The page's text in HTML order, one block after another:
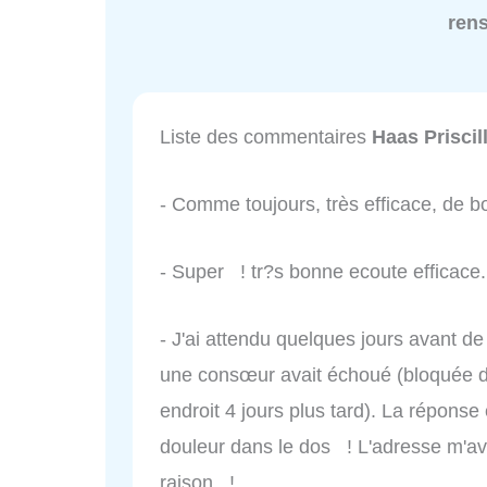
Liste des commentaires Haas
- Comme toujours, très efficace, de
- Super ! tr?s bonne ecoute efficace.
- J'ai attendu quelques jours avant
une consœur avait échoué (bloquée
endroit 4 jours plus tard). La
douleur dans le dos ! L'adresse
raison !